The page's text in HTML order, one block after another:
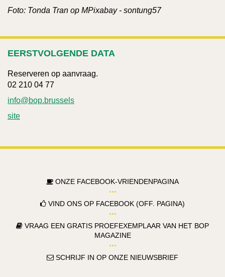
Foto: Tonda Tran op MPixabay - sontung57
EERSTVOLGENDE DATA
Reserveren op aanvraag.
02 210 04 77
info@bop.brussels
site
ONZE FACEBOOK-VRIENDENPAGINA
VIND ONS OP FACEBOOK (OFF. PAGINA)
VRAAG EEN GRATIS PROEFEXEMPLAAR VAN HET BOP
MAGAZINE
SCHRIJF IN OP ONZE NIEUWSBRIEF